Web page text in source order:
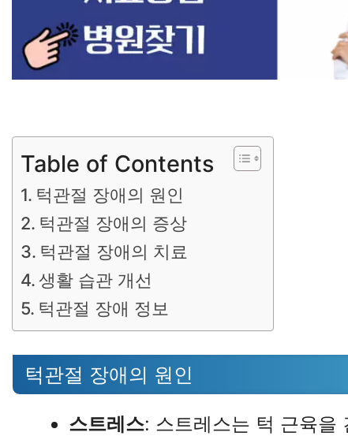
Table of Contents
턱관절 장애의 원인
턱관절 장애의 증상
턱관절 장애의 치료
생활 습관 개선
턱관절 장애 정보
턱관절 장애의 원인
스트레스: 스트레스는 턱 근육을